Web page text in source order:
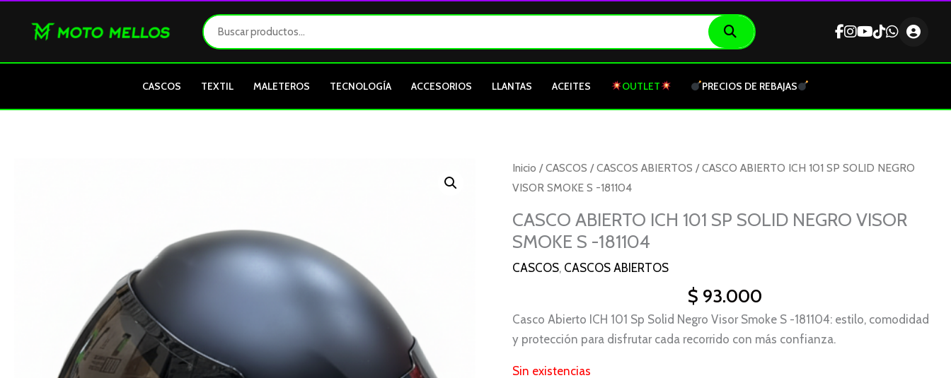
CASCOS TEXTIL MALETEROS TECNOLOGÍA ACCESORIOS LLANTAS ACEITES OUTLET PRECIOS DE REBAJAS
Inicio /CASCOS /CASCOS ABIERTOS / CASCO ABIERTO ICH 101 SP SOLID NEGRO
VISOR SMOKE S -181104
CASCO ABIERTO ICH 101 SP SOLID NEGRO VISOR
SMOKE S -181104
CASCOS, CASCOS ABIERTOS
$ 93.000
Casco Abierto ICH 101 Sp Solid Negro Visor Smoke S -181104: estilo, comodidad
y protección para disfrutar cada recorrido con más confianza.
Sin existencias